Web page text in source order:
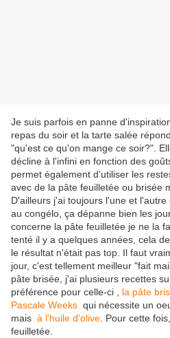
Je suis parfois en panne
repas du soir et la tarte salée
"qu'est ce qu'on mange ce soir?".
décline à l'infini en fonction des
permet également d'utiliser les
avec de la pâte feuilletée ou brisée
D'ailleurs j'ai toujours l'une et
au congélo, ça dépanne bien les
concerne la pâte feuilletée je ne la
tenté il y a quelques années, cela
le résultat n'était pas top. Il faut
jour, c'est tellement meilleur "fait
pâte brisée, j'ai plusieurs recettes
préférence pour celle-ci , la pâte
Pascale Weeks qui nécessite un
mais à l'huile d'olive . Pour cette
feuilletée.